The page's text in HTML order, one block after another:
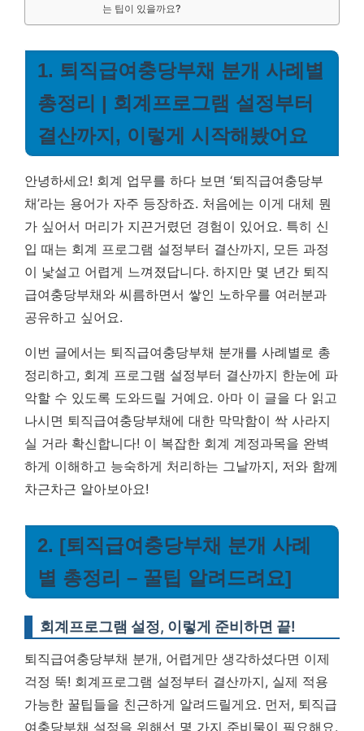
는 팁이 있을까요?
1. 퇴직급여충당부채 분개 사례별
총정리 | 회계프로그램 설정부터
결산까지, 이렇게 시작해봤어요
안녕하세요! 회계 업무를 하다 보면 ‘퇴직급여충당부
채’라는 용어가 자주 등장하죠. 처음에는 이게 대체 뭔
가 싶어서 머리가 지끈거렸던 경험이 있어요. 특히 신
입 때는 회계 프로그램 설정부터 결산까지, 모든 과정
이 낯설고 어렵게 느껴졌답니다. 하지만 몇 년간 퇴직
급여충당부채와 씨름하면서 쌓인 노하우를 여러분과
공유하고 싶어요.
이번 글에서는 퇴직급여충당부채 분개를 사례별로 총
정리하고, 회계 프로그램 설정부터 결산까지 한눈에 파
악할 수 있도록 도와드릴 거예요. 아마 이 글을 다 읽고
나시면 퇴직급여충당부채에 대한 막막함이 싹 사라지
실 거라 확신합니다! 이 복잡한 회계 계정과목을 완벽
하게 이해하고 능숙하게 처리하는 그날까지, 저와 함께
차근차근 알아보아요!
2. [퇴직급여충당부채 분개 사례
별 총정리 – 꿀팁 알려드려요]
회계프로그램 설정, 이렇게 준비하면 끝!
퇴직급여충당부채 분개, 어렵게만 생각하셨다면 이제
걱정 뚝! 회계프로그램 설정부터 결산까지, 실제 적용
가능한 꿀팁들을 친근하게 알려드릴게요. 먼저, 퇴직급
여충당부채 설정을 위해선 몇 가지 준비물이 필요해요.